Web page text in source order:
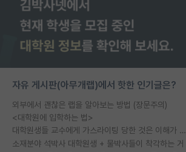
자유 게시판(아무개랩)에서 핫한 인기글은?
외부에서 괜찮은 랩을 알아보는 방법 (장문주의)
<대학원에 입학하는 법>
대학원생들 교수에게 가스라이팅 당한 것은 이해가 갑니다. 안타깝네요.
소재분야 석박사 대학원생 + 물박사들이 착각하는 거